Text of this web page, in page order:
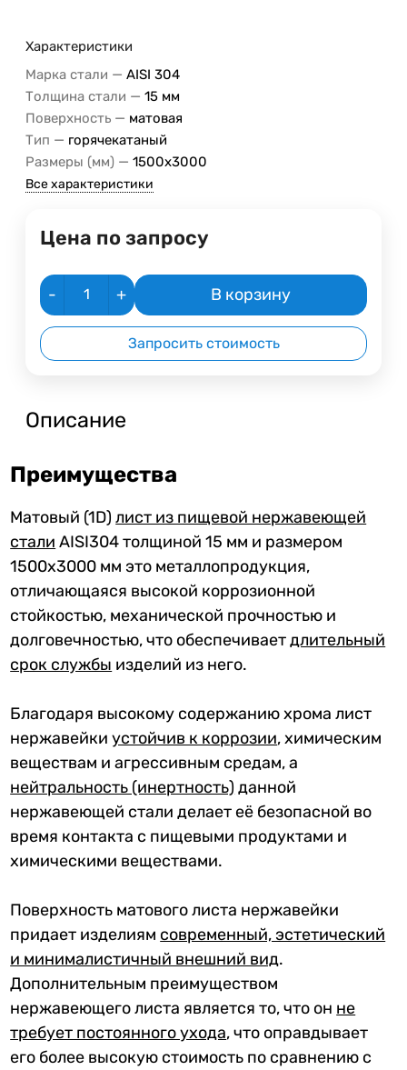
Характеристики
Марка стали — AISI 304
Толщина стали — 15 мм
Поверхность — матовая
Тип — горячекатаный
Размеры (мм) — 1500x3000
Все характеристики
Цена по запросу
- + В корзину
Запросить стоимость
Описание
Преимущества
Матовый (1D)лист из пищевой нержавеющей
стали AISI304 толщиной 15 мм и размером
1500x3000 мм это металлопродукция,
отличающаяся высокой коррозионной
стойкостью, механической прочностью и
долговечностью, что обеспечиваетдлительный
срок службы изделий из него.
Благодаря высокому содержанию хрома лист
нержавейкиустойчив к коррозии, химическим
веществам и агрессивным средам, а
нейтральность (инертность) данной
нержавеющей стали делает её безопасной во
время контакта с пищевыми продуктами и
химическими веществами.
Поверхность матового листа нержавейки
придает изделиям современный, эстетический
и минималистичный внешний вид.
Дополнительным преимуществом
нержавеющего листа является то, что он не
требует постоянного ухода, что оправдывает
его более высокую стоимость по сравнению с